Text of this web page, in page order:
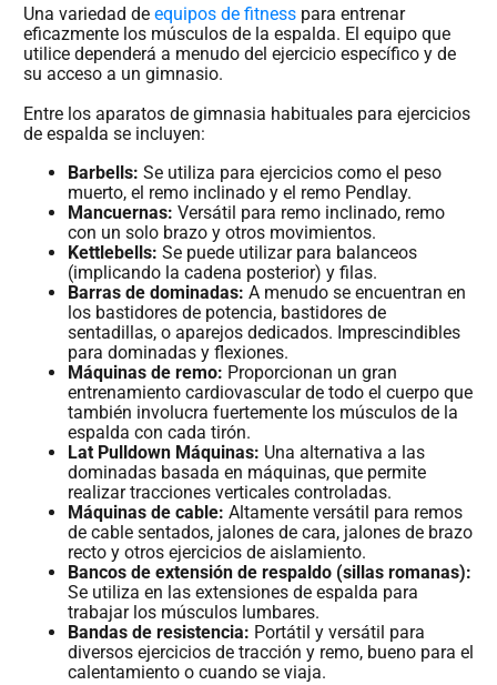
Una variedad de equipos de fitness para entrenar
eficazmente los músculos de la espalda. El equipo que
utilice dependerá a menudo del ejercicio específico y de
su acceso a un gimnasio.
Entre los aparatos de gimnasia habituales para ejercicios
de espalda se incluyen:
Barbells: Se utiliza para ejercicios como el peso
muerto, el remo inclinado y el remo Pendlay.
Mancuernas: Versátil para remo inclinado, remo
con un solo brazo y otros movimientos.
Kettlebells: Se puede utilizar para balanceos
(implicando la cadena posterior) y filas.
Barras de dominadas: A menudo se encuentran en
los bastidores de potencia, bastidores de
sentadillas, o aparejos dedicados. Imprescindibles
para dominadas y flexiones.
Máquinas de remo: Proporcionan un gran
entrenamiento cardiovascular de todo el cuerpo que
también involucra fuertemente los músculos de la
espalda con cada tirón.
Lat Pulldown Máquinas: Una alternativa a las
dominadas basada en máquinas, que permite
realizar tracciones verticales controladas.
Máquinas de cable: Altamente versátil para remos
de cable sentados, jalones de cara, jalones de brazo
recto y otros ejercicios de aislamiento.
Bancos de extensión de respaldo (sillas romanas):
Se utiliza en las extensiones de espalda para
trabajar los músculos lumbares.
Bandas de resistencia: Portátil y versátil para
diversos ejercicios de tracción y remo, bueno para el
calentamiento o cuando se viaja.